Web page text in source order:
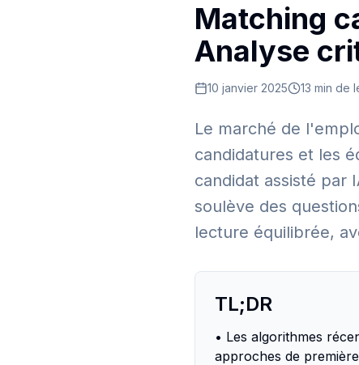
Matching
Analyse
10 janvier 2025 13 min de
Le marché de
candidatures et les
candidat assisté par
soulève des
lecture équilibrée,
TL;DR
• Les algorithmes
approches de